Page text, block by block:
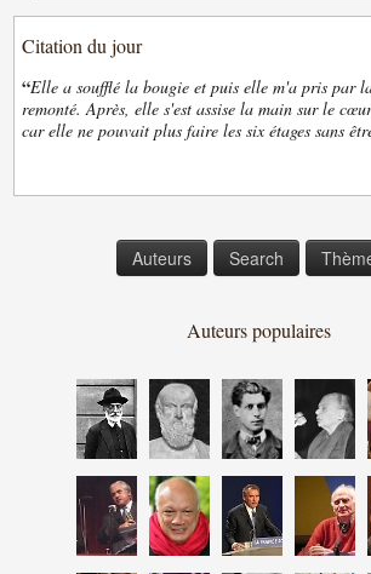
Citation du jour
“Elle a soufflé la bougie et puis elle m'a pris par
remonté. Après, elle s'est assise la main sur le
car elle ne pouvait plus faire les six étages sans
Auteurs Search
Auteurs populaires